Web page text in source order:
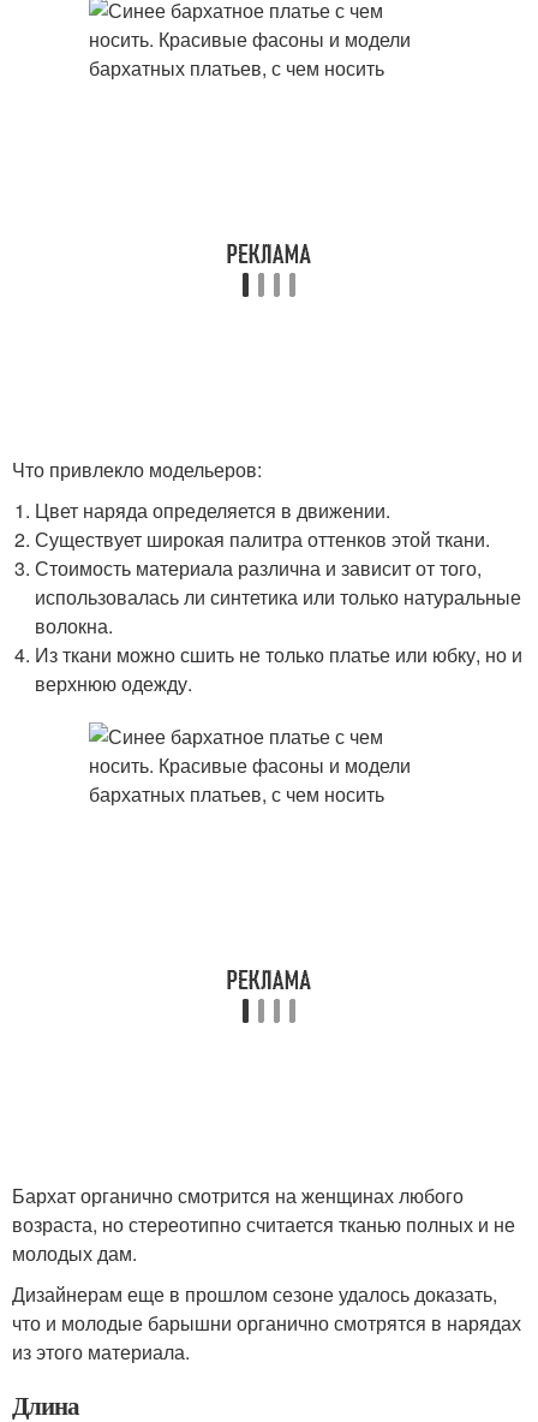
Что привлекло модельеров:
Цвет наряда определяется в движении.
Существует широкая палитра оттенков этой ткани.
Стоимость материала различна и зависит от того,
использовалась ли синтетика или только натуральные
волокна.
Из ткани можно сшить не только платье или юбку, но и
верхнюю одежду.
Бархат органично смотрится на женщинах любого
возраста, но стереотипно считается тканью полных и не
молодых дам.
Дизайнерам еще в прошлом сезоне удалось доказать,
что и молодые барышни органично смотрятся в нарядах
из этого материала.
Длина